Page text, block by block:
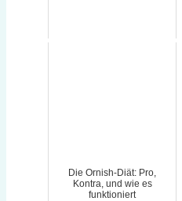
Die Ornish-Diät: Pro,
Kontra, und wie es
funktioniert